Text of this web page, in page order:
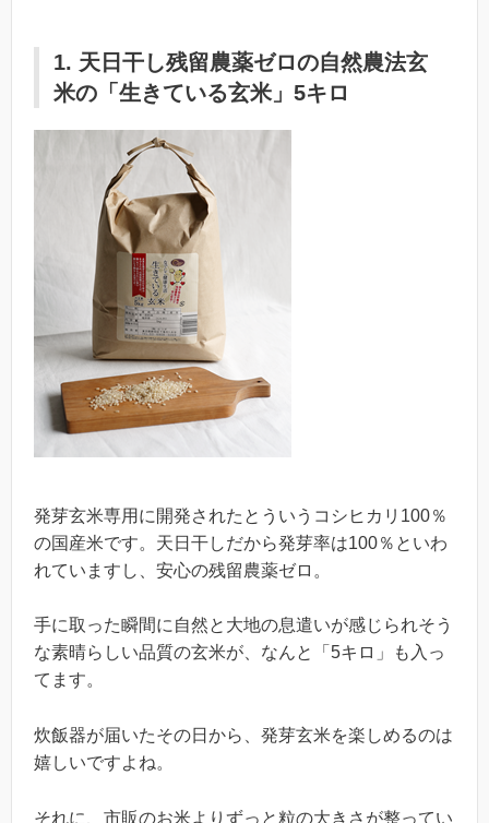
1. 天日干し残留農薬ゼロの自然農法玄
米の「生きている玄米」5キロ
発芽玄米専用に開発されたとういうコシヒカリ100％
の国産米です。天日干しだから発芽率は100％といわ
れていますし、安心の残留農薬ゼロ。
手に取った瞬間に自然と大地の息遣いが感じられそう
な素晴らしい品質の玄米が、なんと「5キロ」も入っ
てます。
炊飯器が届いたその日から、発芽玄米を楽しめるのは
嬉しいですよね。
それに、市販のお米よりずっと粒の大きさが整ってい